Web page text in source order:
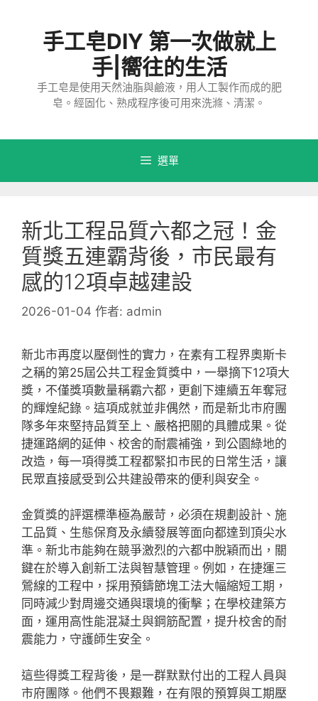
手工皂DIY 第一次做就上
手|嚮往的生活
手工皂是使用天然油脂與鹼液，用人工製作而成的肥
皂。經固化、熟成程序後可用來洗滌、清潔。
選單
新北工程品質六都之冠！金
質獎五連霸背後，市民最有
感的12項卓越建設
2026-01-04 作者: admin
新北市再度以壓倒性的實力，在素有工程界奧斯卡
之稱的第25屆公共工程金質獎中，一舉摘下12項大
獎，不僅獎項數量稱霸六都，更創下連續五年奪冠
的輝煌紀錄。這項成就並非偶然，而是新北市府團
隊多年來堅持品質至上、嚴格把關的具體成果。從
捷運路網的延伸、校舍的耐震補強，到公園綠地的
改造，每一項得獎工程都緊扣市民的日常生活，讓
民眾直接感受到公共建設帶來的便利與安全。
金質獎的評選標準極為嚴苛，必須在規劃設計、施
工品質、生態保育及永續發展等面向都達到頂尖水
準。新北市能夠在競爭激烈的六都中脫穎而出，關
鍵在於導入創新工法與智慧管理。例如，在捷運三
鶯線的工程中，採用預鑄節塊工法大幅縮短工期，
同時減少對周邊交通與環境的衝擊；在學校建築方
面，運用高性能混凝土與鋼筋配置，提升校舍的耐
震能力，守護師生安全。
這些得獎工程背後，是一群默默付出的工程人員與
市府團隊。他們不畏艱難，在有限的預算與工期壓